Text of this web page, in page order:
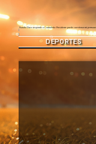
DEPORTES